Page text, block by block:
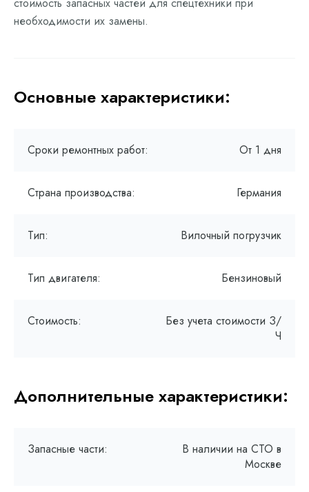
необходимости их замены.
Основные характеристики:
Сроки ремонтных работ: От 1 дня
Страна производства: Германия
Тип: Вилочный погрузчик
Тип двигателя: Бензиновый
Стоимость:
Без учета стоимости З/
Ч
Дополнительные характеристики:
Запасные части:
В наличии на СТО в
Москве